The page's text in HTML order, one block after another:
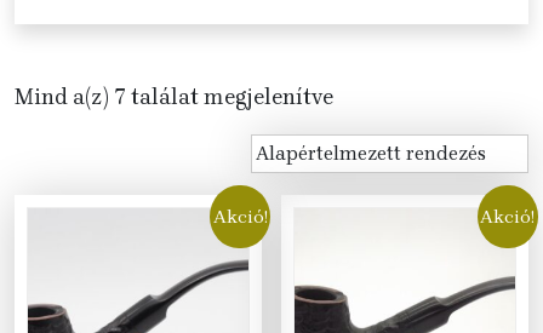
Mind a(z) 7 találat megjelenítve
Akció! Akció!